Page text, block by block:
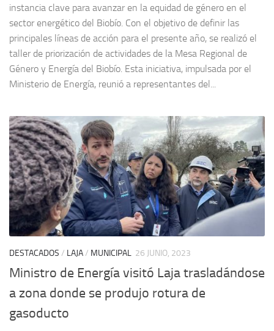
instancia clave para avanzar en la equidad de género en el
sector energético del Biobío. Con el objetivo de definir las
principales líneas de acción para el presente año, se realizó el
taller de priorización de actividades de la Mesa Regional de
Género y Energía del Biobío. Esta iniciativa, impulsada por el
Ministerio de Energía, reunió a representantes del...
DESTACADOS / LAJA/ MUNICIPAL 26 JUNIO, 2023
Ministro de Energía visitó Laja trasladándose
a zona donde se produjo rotura de
gasoducto